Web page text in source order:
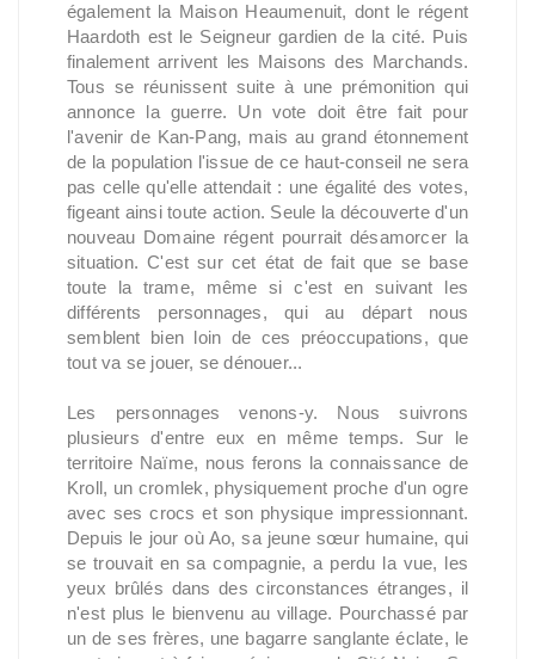
également la Maison Heaumenuit, dont le régent
Haardoth est le Seigneur gardien de la cité. Puis
finalement arrivent les Maisons des Marchands.
Tous se réunissent suite à une prémonition qui
annonce la guerre. Un vote doit être fait pour
l'avenir de Kan-Pang, mais au grand étonnement
de la population l'issue de ce haut-conseil ne sera
pas celle qu'elle attendait : une égalité des votes,
figeant ainsi toute action. Seule la découverte d'un
nouveau Domaine régent pourrait désamorcer la
situation. C'est sur cet état de fait que se base
toute la trame, même si c'est en suivant les
différents personnages, qui au départ nous
semblent bien loin de ces préoccupations, que
tout va se jouer, se dénouer...
Les personnages venons-y. Nous suivrons
plusieurs d'entre eux en même temps. Sur le
territoire Naïme, nous ferons la connaissance de
Kroll, un cromlek, physiquement proche d'un ogre
avec ses crocs et son physique impressionnant.
Depuis le jour où Ao, sa jeune sœur humaine, qui
se trouvait en sa compagnie, a perdu la vue, les
yeux brûlés dans des circonstances étranges, il
n'est plus le bienvenu au village. Pourchassé par
un de ses frères, une bagarre sanglante éclate, le